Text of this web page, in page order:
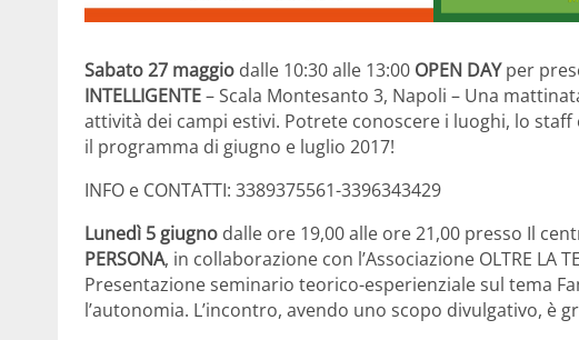
Sabato 27 maggio dalle 10:30 alle 13:00 OPEN DAYper
INTELLIGENTE– Scala Montesanto 3, Napoli – Una
attività dei campi estivi. Potrete conoscere i luoghi, lo
il programma di giugno e luglio 2017!
INFO e CONTATTI: 3389375561-3396343429
Lunedì 5 giugno dalle ore 19,00 alle ore 21,00 presso Il
PERSONA, in collaborazione con l’Associazione OLTRE LA
Presentazione seminario teorico-esperienziale sul tema
l’autonomia. L’incontro, avendo uno scopo divulgativo, è